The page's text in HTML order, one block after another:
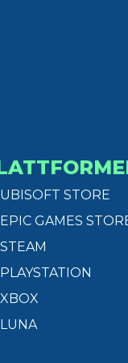
UBISOFT STORE
EPIC GAMES
STEAM
XBOX
LUNA